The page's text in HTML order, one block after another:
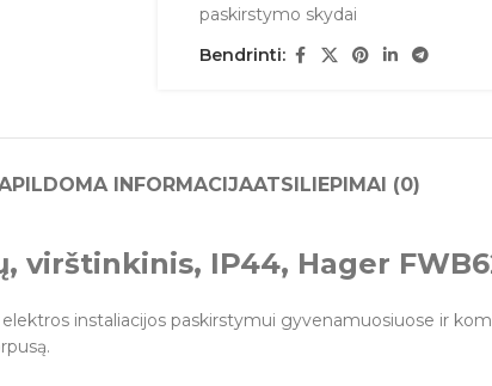
paskirstymo skydai
Bendrinti:
INFORMACIJAATSILIEPIMAI (0)
virštinkinis, IP44, Hager
instaliacijos paskirstymui gyvenamuosiuose ir